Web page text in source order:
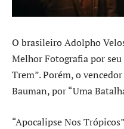
O brasileiro Adolpho
Melhor Fotografia por
Trem”. Porém, o
Bauman, por “Uma
“Apocalipse Nos